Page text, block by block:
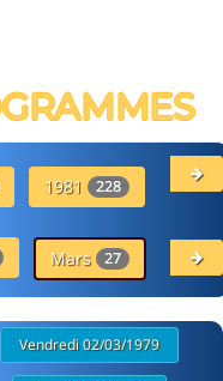
1981 228
Mars 27
Vendredi 02/03/1979